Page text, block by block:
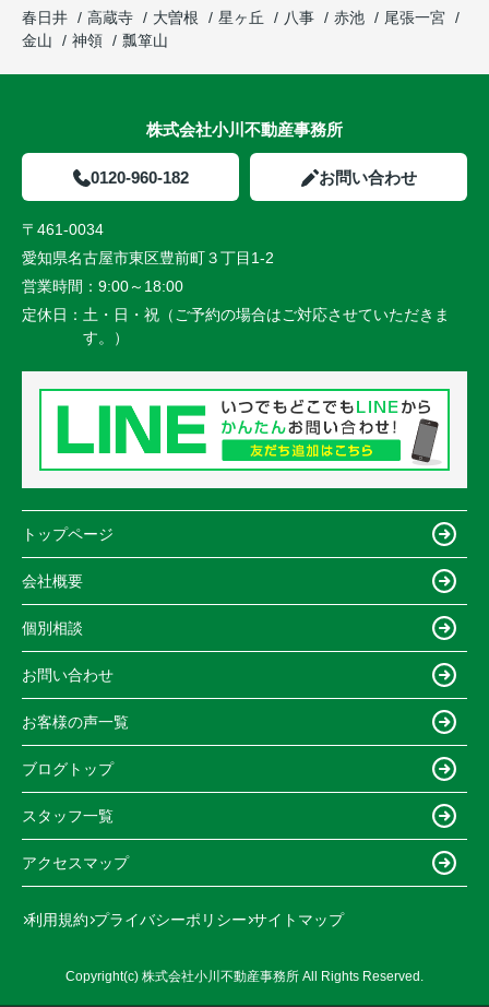
春日井
高蔵寺 大曽根 星ヶ丘 八事 赤池
尾張一宮
金山
神領 瓢箪山
株式会社小川不動産事務所
0120-960-182 お問い合わせ
〒461-0034
愛知県名古屋市東区豊前町３丁目1-2
営業時間： 9:00～18:00
定休日： 土・日・祝（ご予約の場合はご対応させていただきま
す。）
トップページ
会社概要
個別相談
お問い合わせ
お客様の声一覧
ブログトップ
スタッフ一覧
アクセスマップ
利用規約 プライバシーポリシー サイトマップ
Copyright(c) 株式会社小川不動産事務所 All Rights Reserved.